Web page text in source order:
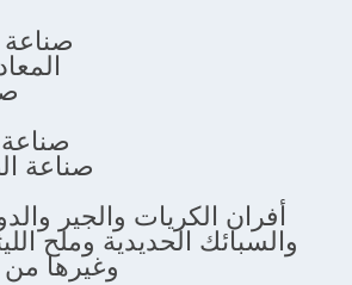
صناعة الحديد والصلب
المعادن غير الحديدية
صناعة مواد البناء
صناعة البتروكيماويات
صناعة الطاقة الكهربائية
والجير والدولوميت المكثف
وملح الليثيوم والكيميائية
وغيرها من الأفران الدوارة